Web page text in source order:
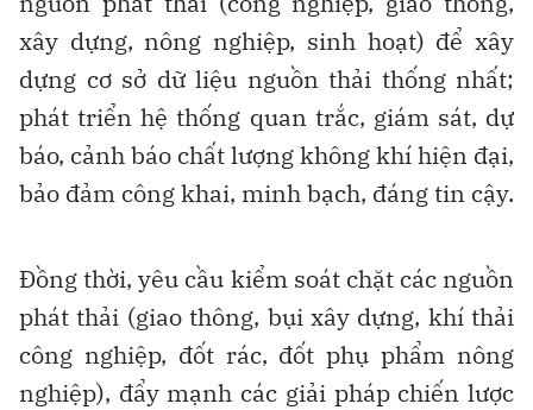
xây dựng, nông nghiệp, sinh hoạt) để xây
dựng cơ sở dữ liệu nguồn thải thống nhất;
phát triển hệ thống quan trắc, giám sát, dự
báo, cảnh báo chất lượng không khí hiện đại,
bảo đảm công khai, minh bạch, đáng tin cậy.
Đồng thời, yêu cầu kiểm soát chặt các nguồn
phát thải (giao thông, bụi xây dựng, khí thải
công nghiệp, đốt rác, đốt phụ phẩm nông
nghiệp), đẩy mạnh các giải pháp chiến lược